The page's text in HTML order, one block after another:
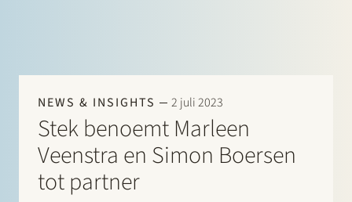
NEWS & INSIGHTS 2 juli 2023
Stek benoemt Marleen
Veenstra en Simon Boersen
tot partner